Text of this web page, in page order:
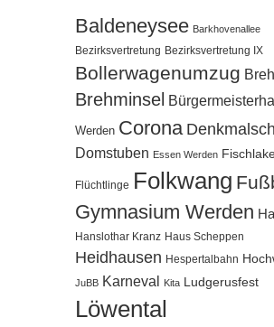
Baldeneysee Barkhovenallee
Bezirksvertretung Bezirksvertretung IX
Bollerwagenumzug
Brehminsel
Werden Corona
Domstuben Essen Werden
Flüchtlinge Folkwang
Gymnasium Werden
Hanslothar Kranz Haus Scheppen
Heidhausen Hespertalbahn
JuBB Karneval Kita Ludgerusfest
Löwental